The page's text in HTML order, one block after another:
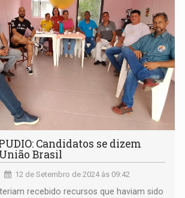
Candidatos se dizem
Brasil
12 de Setembro de 2024 às 09:42
recebido recursos que haviam sido